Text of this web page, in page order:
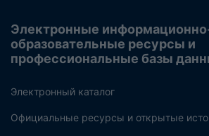
Электронные
образовательные ресурсы и
профессиональные базы
Электронный каталог
Официальные ресурсы и открытые